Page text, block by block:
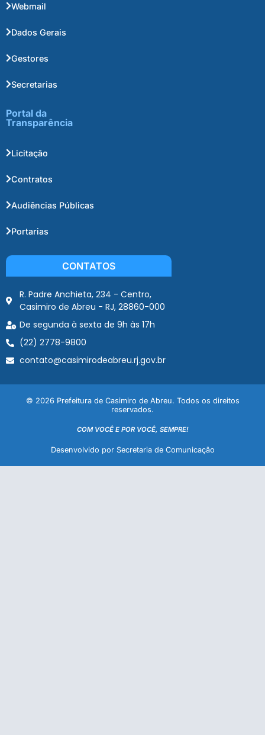
Webmail
Dados Gerais
Gestores
Secretarias
Portal da
Transparência
Licitação
Contratos
Audiências Públicas
Portarias
CONTATOS
R. Padre Anchieta, 234 - Centro,
Casimiro de Abreu - RJ, 28860-000
De segunda à sexta de 9h às 17h
(22) 2778-9800
contato@casimirodeabreu.rj.gov.br
© 2026 Prefeitura de Casimiro de Abreu. Todos os direitos
reservados.
COM VOCÊ E POR VOCÊ, SEMPRE!
Desenvolvido por Secretaria de Comunicação